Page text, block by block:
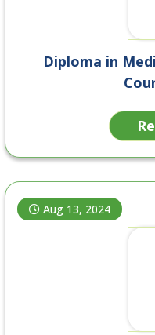
Diploma in
Aug 13, 2024